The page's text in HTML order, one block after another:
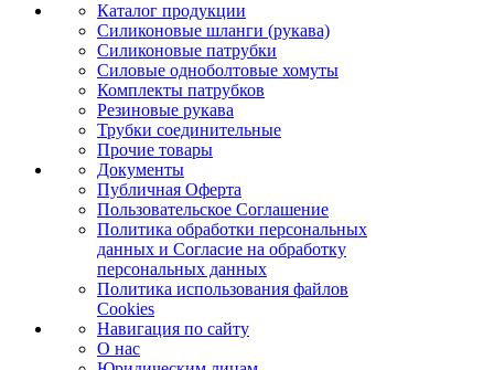
Каталог продукции
Силиконовые шланги (рукава)
Силиконовые патрубки
Силовые одноболтовые хомуты
Комплекты патрубков
Резиновые рукава
Трубки соединительные
Прочие товары
Документы
Публичная Оферта
Пользовательское Соглашение
Политика обработки персональных
данных и Согласие на обработку
персональных данных
Политика использования файлов
Cookies
Навигация по сайту
О нас